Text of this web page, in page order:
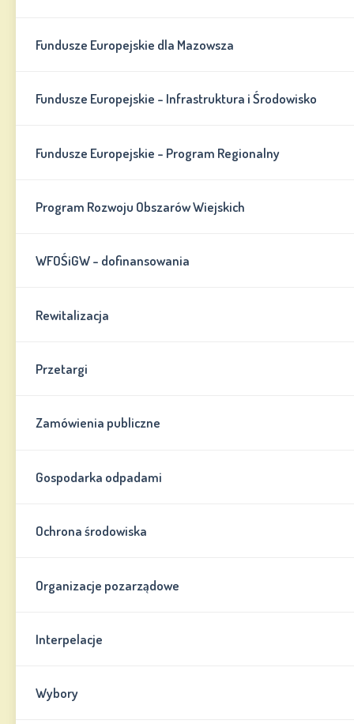
Fundusze Europejskie dla Mazowsza
Fundusze Europejskie - Infrastruktura i Środowisko
Fundusze Europejskie - Program Regionalny
Program Rozwoju Obszarów Wiejskich
WFOŚiGW - dofinansowania
Rewitalizacja
Przetargi
Zamówienia publiczne
Gospodarka odpadami
Ochrona środowiska
Organizacje pozarządowe
Interpelacje
Wybory